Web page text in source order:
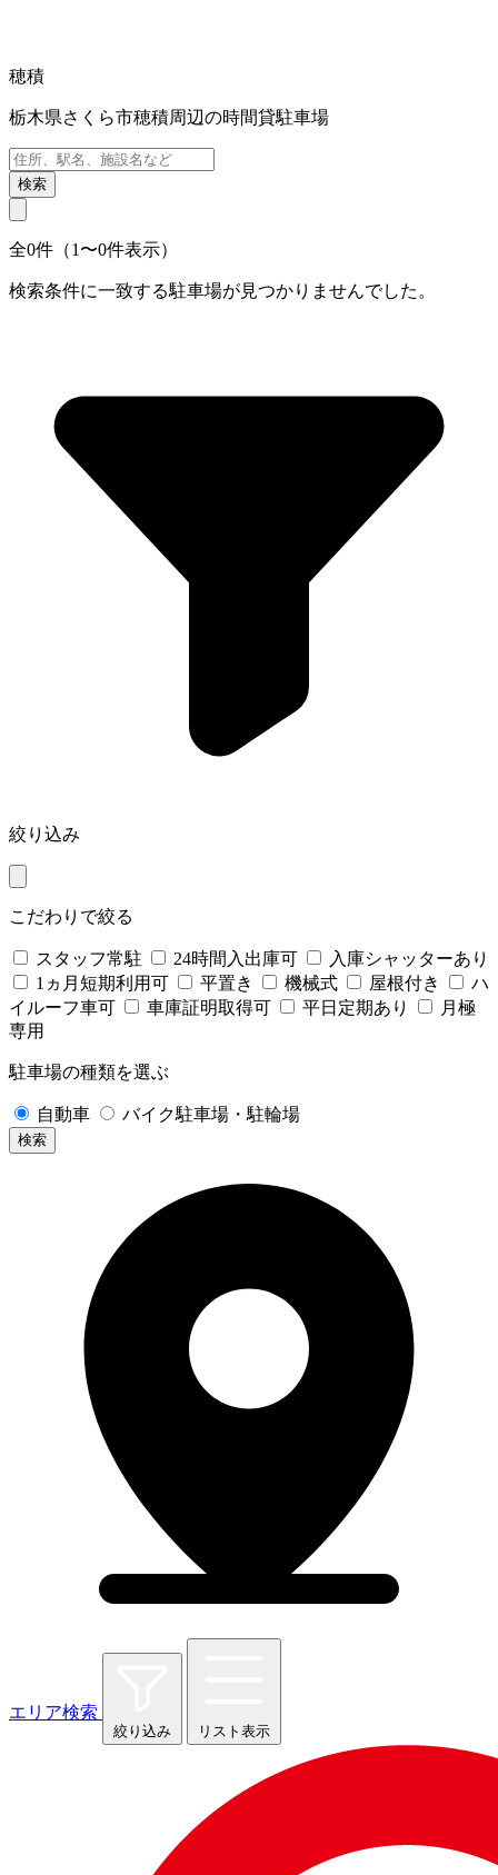
穂積
栃木県さくら市穂積周辺の時間貸駐車場
検索
全0件（1〜0件表示）
検索条件に一致する駐車場が見つかりませんでした。
絞り込み
こだわりで絞る
スタッフ常駐 24時間入出庫可
入庫シャッターあり
1ヵ月短期利用可
平置き 機械式 屋根付き
ハ
イルーフ車可
車庫証明取得可 平日定期あり
月極
専用
駐車場の種類を選ぶ
自動車 バイク駐車場・駐輪場
検索
エリア検索
絞り込み リスト表示